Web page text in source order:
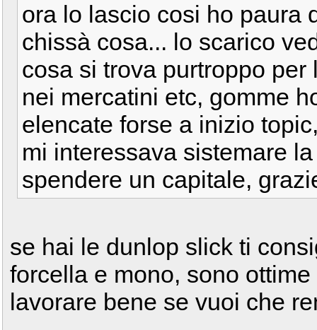
ora lo lascio cosi ho paura
chissà cosa... lo scarico
cosa si trova purtroppo
nei mercatini etc, gomme
elencate forse a inizio
mi interessava sistemare
spendere un capitale,
se hai le dunlop slick ti
forcella e mono, sono
lavorare bene se vuoi che